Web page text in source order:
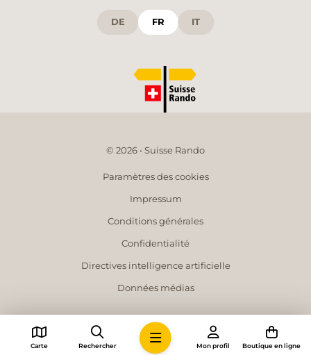
DE FR IT
© 2026 • Suisse Rando
Paramètres des cookies
Impressum
Conditions générales
Confidentialité
Directives intelligence artificielle
Données médias
Carte Rechercher Mon profil Boutique en ligne